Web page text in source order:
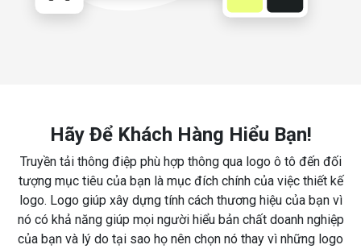
Hãy Để Khách Hàng Hiểu Bạn!
Truyền tải thông điệp phù hợp thông qua logo ô tô đến đối
tượng mục tiêu của bạn là mục đích chính của việc thiết kế
logo. Logo giúp xây dựng tính cách thương hiệu của bạn vì
nó có khả năng giúp mọi người hiểu bản chất doanh nghiệp
của bạn và lý do tại sao họ nên chọn nó thay vì những logo